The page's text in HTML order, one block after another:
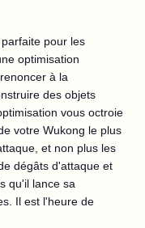
pour les
optimisation
à la
des objets
vous octroie
votre Wukong le plus
et non plus les
dégâts d'attaque et
qu'il lance sa
Il est l'heure de